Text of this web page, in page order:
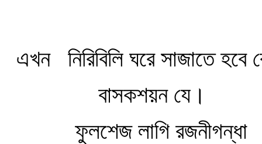
এখন
নিরিবিলি ঘরে সাজাতে হবে
বাসকশয়ন যে।
ফুলশেজ লাগি রজনীগন্ধা